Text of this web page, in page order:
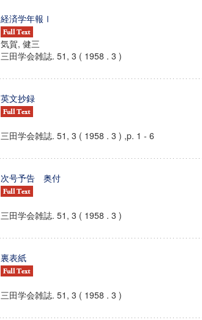
経済学年報Ⅰ
気賀, 健三
三田学会雑誌. 51, 3 ( 1958 . 3 )
英文抄録
三田学会雑誌. 51, 3 ( 1958 . 3 ) ,p. 1 - 6
次号予告 奥付
三田学会雑誌. 51, 3 ( 1958 . 3 )
裏表紙
三田学会雑誌. 51, 3 ( 1958 . 3 )